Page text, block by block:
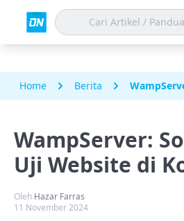
Home Berita
WampServer:
Uji Website di
Oleh Hazar Farras
11 November 2024